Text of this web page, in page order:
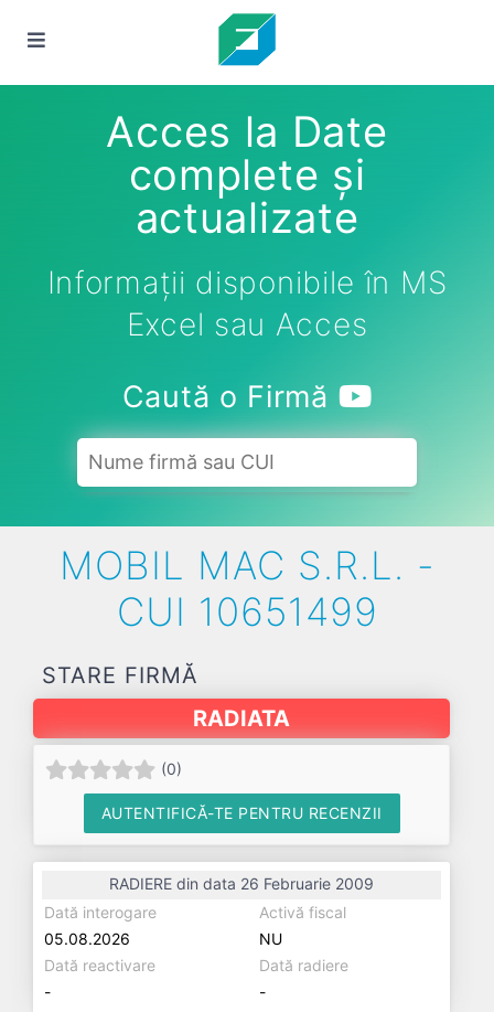
Acces la Date
complete și
actualizate
Informații disponibile în MS
Excel sau Acces
Caută o Firmă
MOBIL MAC S.R.L. -
CUI 10651499
STARE FIRMĂ
RADIATA
(0)
AUTENTIFICĂ-TE PENTRU RECENZII
RADIERE din data 26 Februarie 2009
Dată interogare
05.08.2026
Activă fiscal
NU
Dată reactivare
-
Dată radiere
-